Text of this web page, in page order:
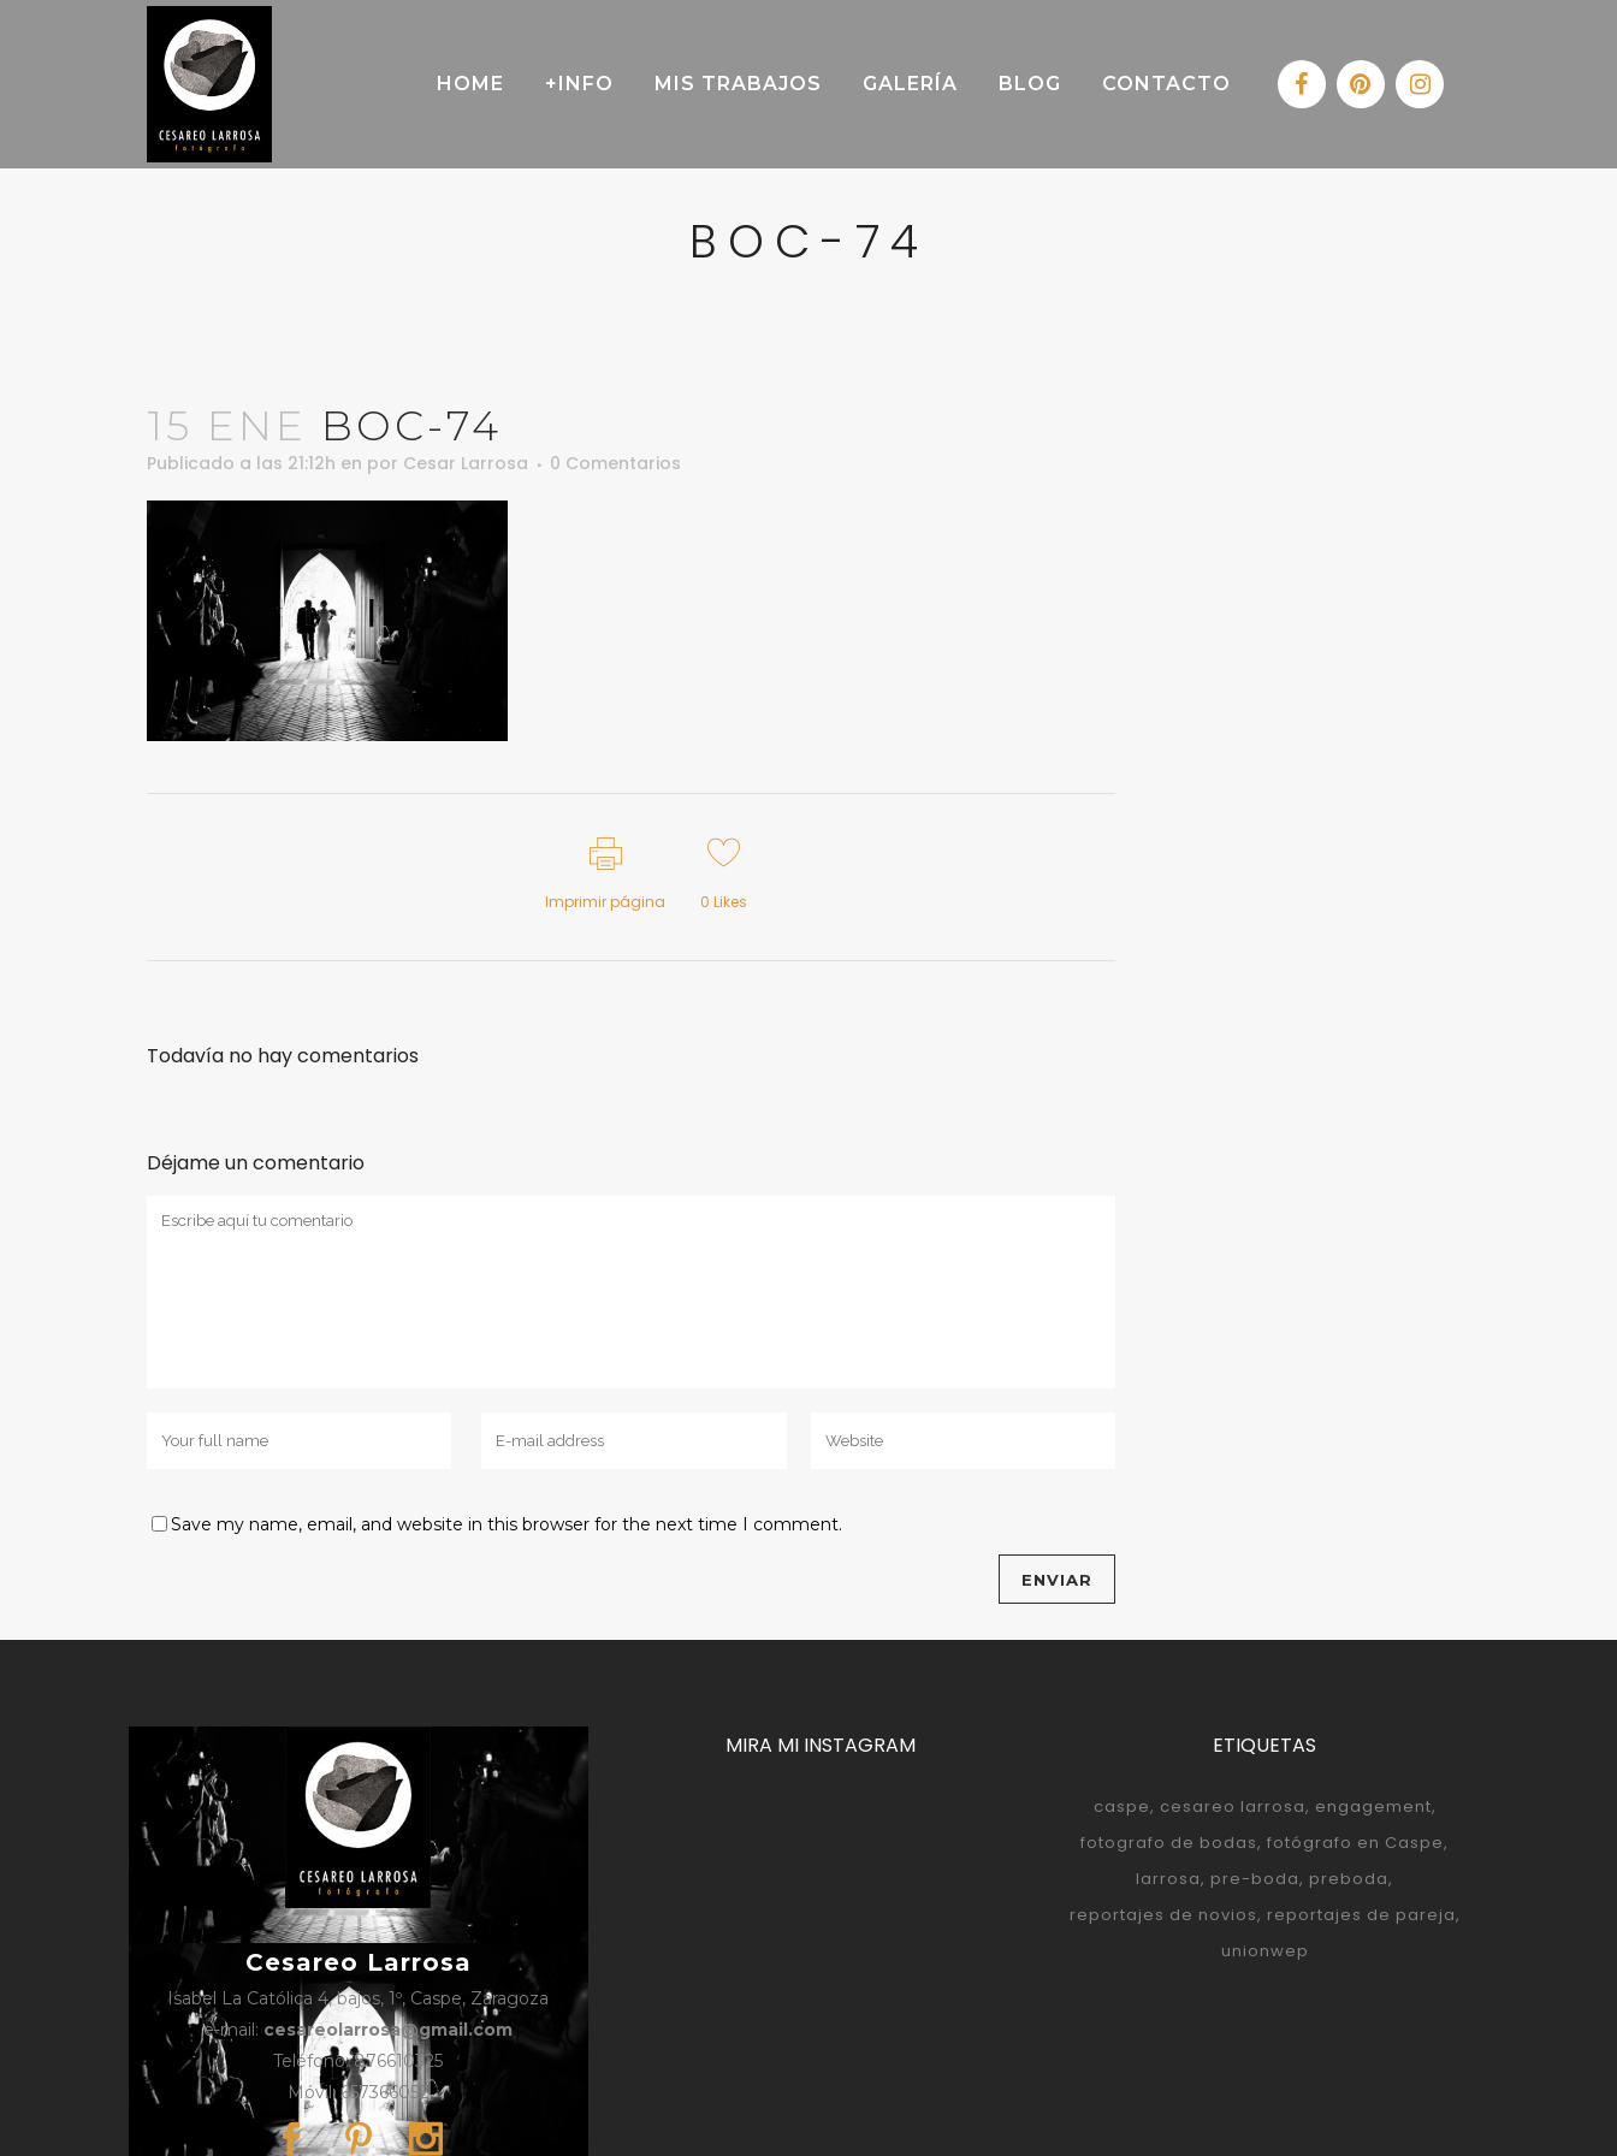
HOME +INFO MIS TRABAJOS GALERÍA BLOG CONTACTO
BOC-74
15 ENE BOC-74
Publicado a las 21:12h en por Cesar Larrosa 0 Comentarios
Imprimir página 0 Likes
Todavía no hay comentarios
Déjame un comentario
Save my name, email, and website in this browser for the next time I comment.
Cesareo Larrosa
Isabel La Católica 4, bajos, 1º, Caspe, Zaragoza
e-mail: cesareolarrosa@gmail.com
Teléfono: 876610325
Móvil: 657366052
MIRA MI INSTAGRAM ETIQUETAS
caspe cesareo larrosa engagement
fotografo de bodas fotógrafo en Caspe
larrosa pre-boda preboda
reportajes de novios reportajes de pareja
unionwep